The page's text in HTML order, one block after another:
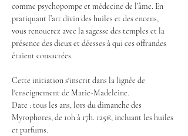
comme psychopompe et médecine de l’âme. En
pratiquant l’art divin des huiles et des encens,
vous renouerez avec la sagesse des temples et la
présence des dieux et déesses à qui ces offrandes
étaient consacrées.
Cette initiation s'inscrit dans la lignée de
l'enseignement de Marie-Madeleine.
Date : tous les ans, lors du dimanche des
Myrophores, de 10h à 17h. 125€, incluant les huiles
et parfums.